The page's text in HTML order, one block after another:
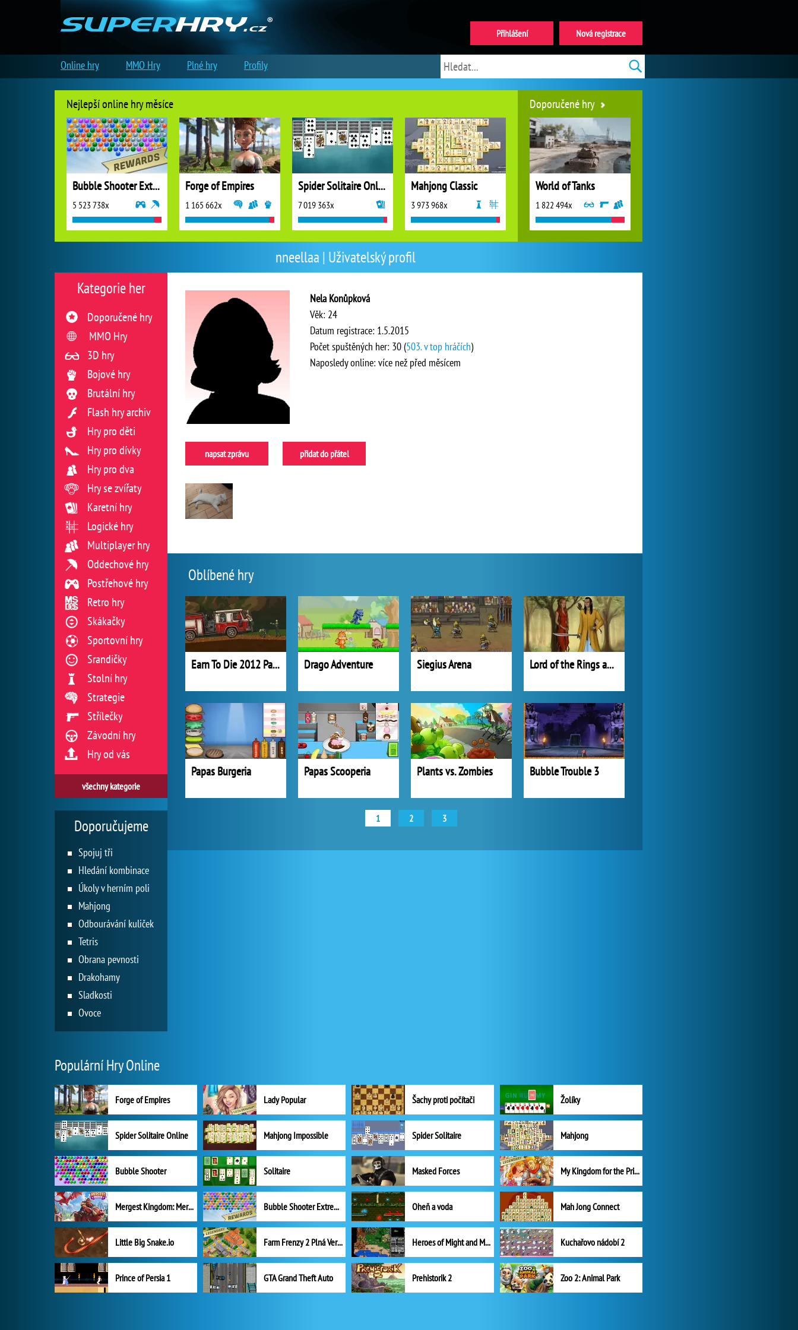
nneellaa | Uživatelský profil
Nela Konůpková
Věk: 24
Datum registrace: 1.5.2015
Počet spuštěných her: 30 (503. v top hráčích)
Naposledy online: více než před měsícem
napsat zprávu přidat do přátel
Oblíbené hry
Earn To Die 2012 Part 2 Drago Adventure Siegius Arena Lord of the Rings and Hobbit Scene Maker
Papas Burgeria Papas Scooperia Plants vs. Zombies Bubble Trouble 3
1 2 3
Kategorie her
Doporučené hry
MMO Hry
3D hry
Bojové hry
Brutální hry
Flash hry archiv
Hry pro děti
Hry pro dívky
Hry pro dva
Hry se zvířaty
Karetní hry
Logické hry
Multiplayer hry
Oddechové hry
Postřehové hry
Retro hry
Skákačky
Sportovní hry
Srandičky
Stolní hry
Strategie
Střílečky
Závodní hry
Hry od vás
všechny kategorie
Doporučujeme
Spojuj tři
Hledání kombinace
Úkoly v herním poli
Mahjong
Odbourávání kuliček
Tetris
Obrana pevnosti
Drakohamy
Sladkosti
Ovoce
Nejlepší online hry měsíce
Bubble Shooter Extreme
5 523 738x
Forge of Empires
1 165 662x
Spider Solitaire Online
7 019 363x
Mahjong Classic
3 973 968x
Doporučené hry
World of Tanks
1 822 494x
Populární Hry Online
Forge of Empires Lady Popular Šachy proti počítači Žolíky
Spider Solitaire Online Mahjong Impossible Spider Solitaire Mahjong
Bubble Shooter Solitaire Masked Forces My Kingdom for the Princess Plná verze
Mergest Kingdom: Merge Puzzle Bubble Shooter Extreme Oheň a voda Mah Jong Connect
Little Big Snake.io Farm Frenzy 2 Plná Verze Heroes of Might and Magic II Kuchařovo nádobí 2
Prince of Persia 1 GTA Grand Theft Auto Prehistorik 2 Zoo 2: Animal Park
Nová registrace
Přihlášení
Online hry MMO Hry Plné hry Profily